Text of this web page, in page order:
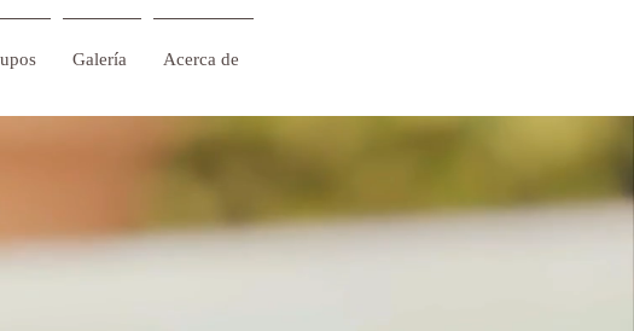
Galería Acerca de